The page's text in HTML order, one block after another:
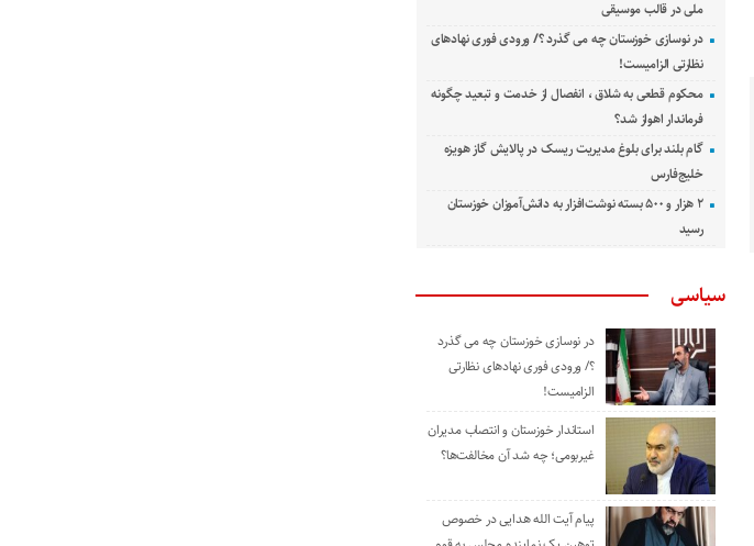
ملی در قالب موسیقی
در نوسازی خوزستان چه می گذرد ؟/ ورودی فوری نهادهای
نظارتی الزامیست!
محکوم قطعی به شلاق ، انفصال از خدمت و تبعید چگونه
فرماندار اهواز شد؟
گام بلند برای بلوغ مدیریت ریسک در پالایش گاز هویزه
خلیج‌فارس
۲ هزار و ۵۰۰ بسته نوشت‌افزار به دانش‌آموزان خوزستان
رسید
سیاسی
در نوسازی خوزستان چه می گذرد
؟/ ورودی فوری نهادهای نظارتی
الزامیست!
استاندار خوزستان و انتصاب مدیران
غیربومی؛ چه شد آن مخالفت‌ها؟
پیام آیت الله هدایی در خصوص